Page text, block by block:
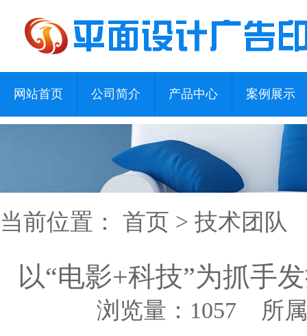
网站首页 公司简介 产品中心 案例展示
当前位置： 首页 > 技术团队
以“电影+科技”为抓手
浏览量： 1057 所